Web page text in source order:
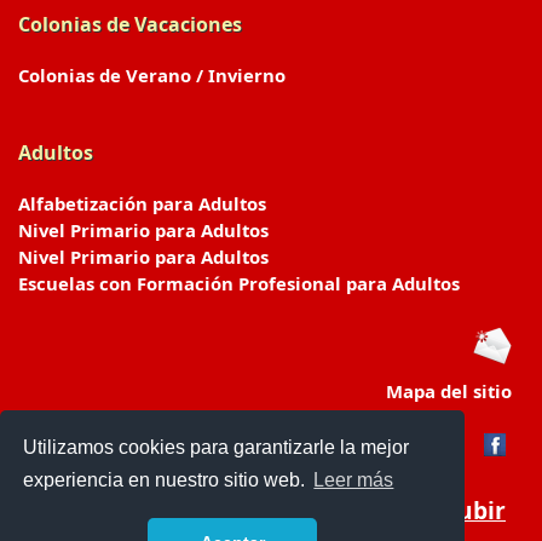
Utilizamos cookies para garantizarle la mejor
experiencia en nuestro sitio web.
Leer más
Colonias de Vacaciones
Colonias de Verano / Invierno
Adultos
Alfabetización para Adultos
Nivel Primario para Adultos
Nivel Primario para Adultos
Escuelas con Formación Profesional para Adultos
Mapa del sitio
Subir